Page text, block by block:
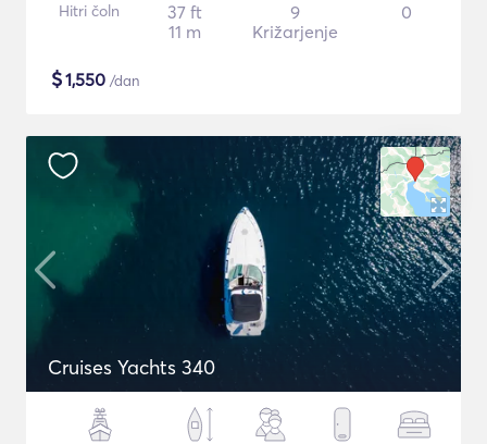
Hitri čoln
37 ft
11 m
9
Križarjenje
0
$1,550 /dan
Cruises Yachts 340